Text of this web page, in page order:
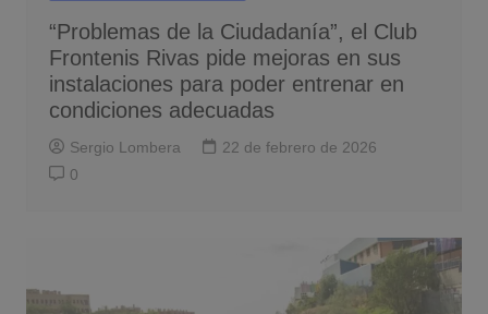
“Problemas de la Ciudadanía”, el Club
Frontenis Rivas pide mejoras en sus
instalaciones para poder entrenar en
condiciones adecuadas
Sergio Lombera
22 de febrero de 2026
0